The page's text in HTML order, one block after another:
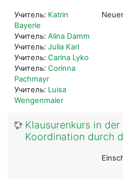
Учитель: Katrin
Bayerle
Учитель: Alina Damm
Учитель: Julia Karl
Учитель: Carina Lyko
Учитель: Corinna
Pachmayr
Учитель: Luisa
Wengenmaier
Klausurenkurs in der
Koordination durch